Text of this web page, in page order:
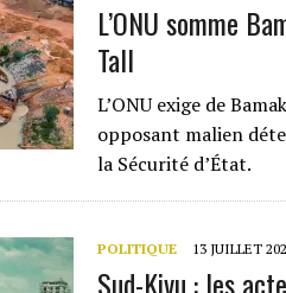
L’ONU somme
Tall
L’ONU exige de
opposant malien
la Sécurité d’État.
POLITIQUE 13 JUILLET
Sud-Kivu : les